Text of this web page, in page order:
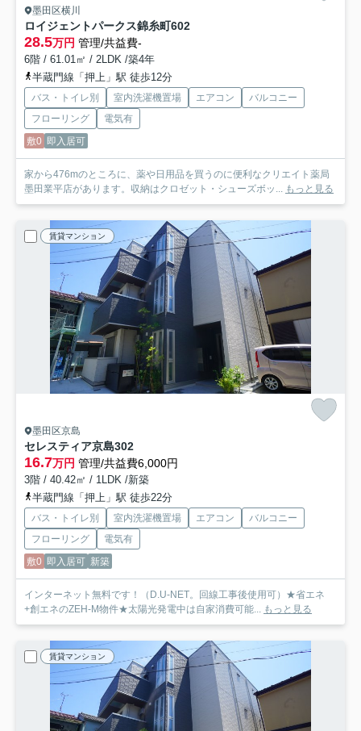
墨田区横川
ロイジェントパークス錦糸町602
28.5万円 管理/共益費-
6階 / 61.01㎡ / 2LDK /築4年
半蔵門線「押上」駅 徒歩12分
バス・トイレ別 室内洗濯機置場 エアコン
バルコニー
フローリング
電気有
敷0 即入居可
家から476mのところに、薬や日用品を買うのに便利なクリエイト薬局
墨田業平店があります。収納はクロゼット・シューズボッ... もっと見る
賃貸マンション
墨田区京島
セレスティア京島302
16.7万円 管理/共益費6,000円
3階 / 40.42㎡ / 1LDK /新築
半蔵門線「押上」駅 徒歩22分
バス・トイレ別 室内洗濯機置場 エアコン
バルコニー
フローリング
電気有
敷0 即入居可 新築
インターネット無料です！（D.U-NET。回線工事後使用可）★省エネ
+創エネのZEH-M物件★太陽光発電中は自家消費可能... もっと見る
賃貸マンション